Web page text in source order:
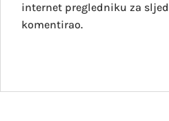
internet pregledniku za
komentirao.